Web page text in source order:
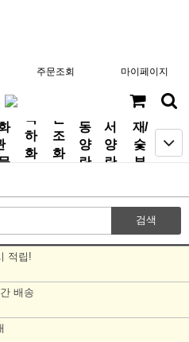
주문조회 마이페이지
축
하
화
근
조
화
동
양
란
서
양
란
분
재/
숯
부
검색
적립!
배송